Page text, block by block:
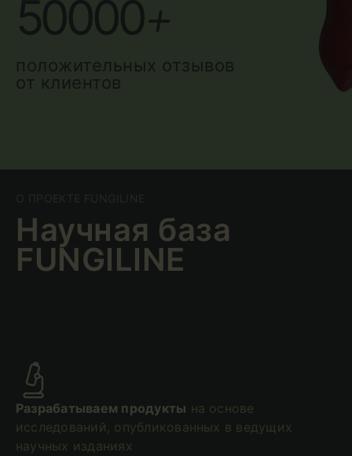
50000+
положительных отзывов
от клиентов
Научная база
FUNGILINE
Разрабатываем продукты на основе
исследований, опубликованных в ведущих
научных изданиях